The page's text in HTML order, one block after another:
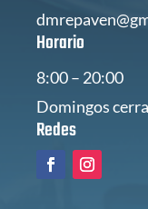
Horario
8:00 – 20:00
Domingos
Redes